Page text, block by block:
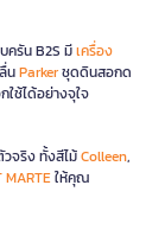
ครัน B2S มีเครื่อง
นParkerชุดดินสอกด
ใช้ได้อย่างจุใจ
จริง ทั้งสีไม้Colleen,
MARTEให้คุณ